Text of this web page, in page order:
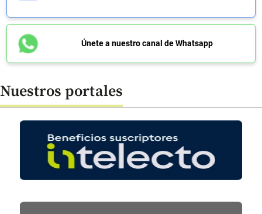
Únete a nuestro canal de Whatsapp
Nuestros portales